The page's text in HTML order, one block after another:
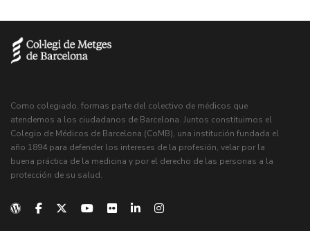
Como colegiado, formas parte del colectivo de médicos que
atendemos a los ciudadanos de Barcelona. Juntos constituimos el
Colegio de Médicos de Barcelona (CoMB), una institución fundada el
año 1894 para defender los intereses de la profesión, velar por la
buena práctica de la medicina y por el derecho de las personas a la
protección de su salud.